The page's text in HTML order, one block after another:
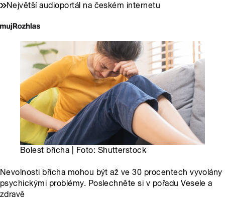
Největší audioportál na českém internetu
Bolest břicha | Foto: Shutterstock
Nevolnosti břicha mohou být až ve 30 procentech vyvolány
psychickými problémy. Poslechněte si v pořadu Vesele a
zdravě